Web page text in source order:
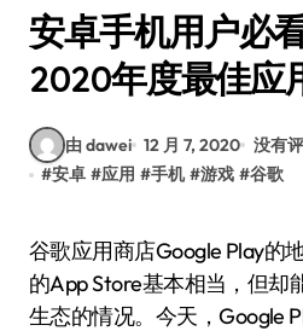
安卓手机用户必
2020年度最佳应
由 dawei 12 月 7, 2020 没有
#安卓 #应用 #手机 #游戏 #谷歌
谷歌应用商店Google Play的地位与苹果IOS生态当中
的App Store基本相当，但却
生态的情况。今天，Google